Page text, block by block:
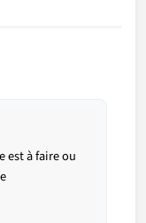
est à faire ou